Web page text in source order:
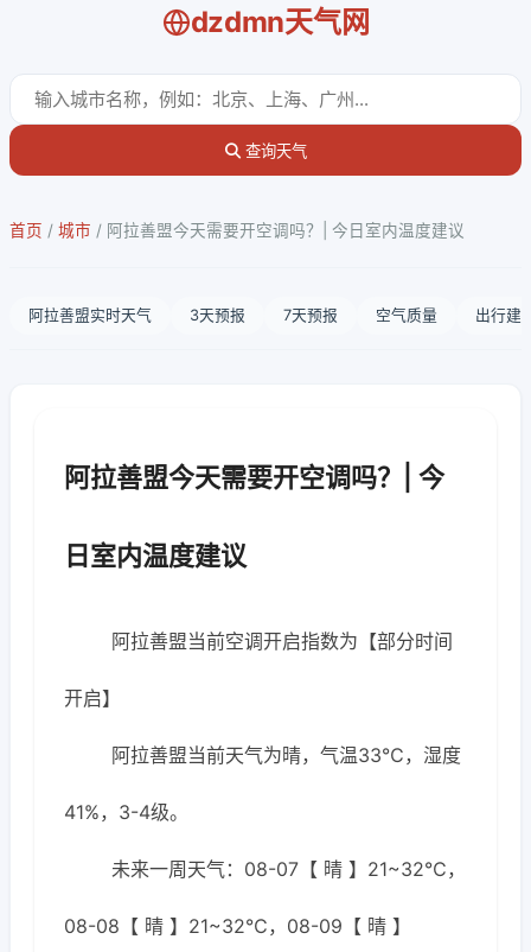
dzdmn天气网
查询天气
首页 / 城市 / 阿拉善盟今天需要开空调吗？| 今日室内温度建议
阿拉善盟实时天气 3天预报 7天预报 空气质量 出行建
阿拉善盟今天需要开空调吗？| 今
日室内温度建议
阿拉善盟当前空调开启指数为【部分时间
开启】
阿拉善盟当前天气为晴，气温33℃，湿度
41%，3-4级。
未来一周天气：08-07【 晴 】21~32℃，
08-08【 晴 】21~32℃，08-09【 晴 】